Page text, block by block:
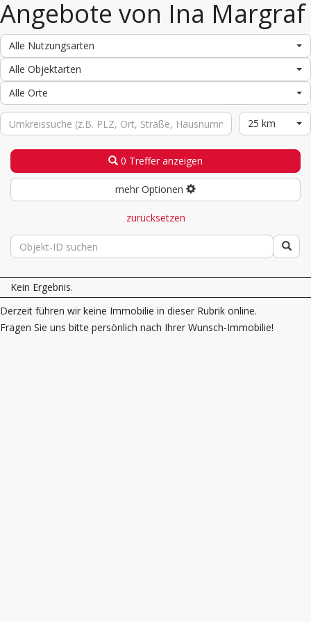
Angebote von Ina Margraf
Alle Nutzungsarten
Alle Objektarten
Alle Orte
25 km
0 Treffer anzeigen
mehr Optionen
zurücksetzen
Kein Ergebnis.
Derzeit führen wir keine Immobilie in dieser Rubrik online.
Fragen Sie uns bitte persönlich nach Ihrer Wunsch-Immobilie!